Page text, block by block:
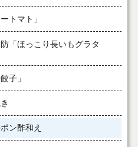
トマト」
「ほっこり長いもグラタ
子」
ン酢和え